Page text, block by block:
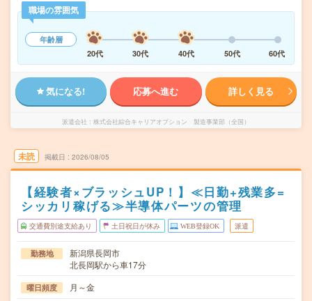
職場の雰囲気
年齢層
20代
30代 40代 50代 60代
気になる! 応募へ進む 詳しく見る
派遣会社 株式会社綜合キャリアオプション 製造事業部（全国）
未読 掲載日 2026/08/05
【経験者×ブラッシュUP！】≪日勤+残業多=
シッカリ稼げる≫半導体パーツの管理
交通費別途支給あり 土日祝日が休み WEB登録OK 派遣
勤務地
新潟県長岡市
北長岡駅から車17分
曜日頻度 月～金